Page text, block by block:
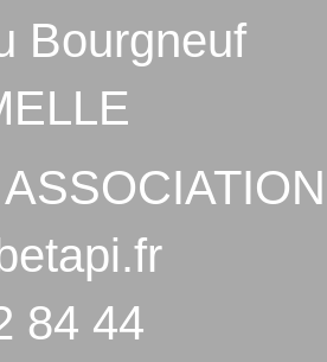
Bourgneuf
84 44